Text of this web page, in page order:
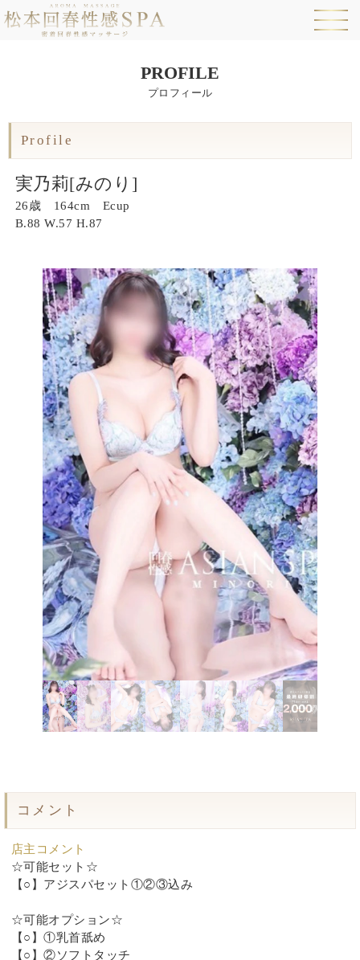
PROFILE
プロフィール
Profile
実乃莉[みのり]
26歳 164cm Ecup
B.88W.57 H.87
コメント
店主コメント
☆可能セット☆
【○】アジスパセット①②③込み
☆可能オプション☆
【○】①乳首舐め
【○】②ソフトタッチ